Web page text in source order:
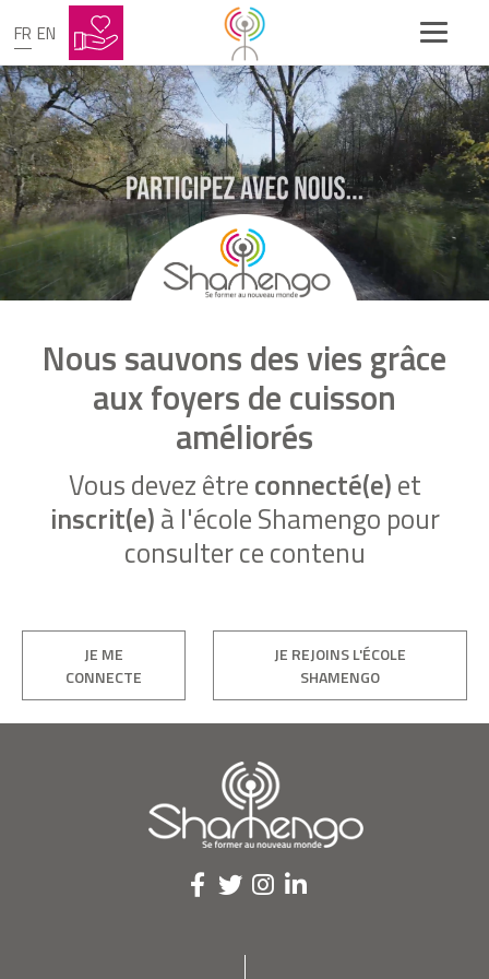
FR EN
Nous sauvons des vies grâce
aux foyers de cuisson
améliorés
Vous devez êtreconnecté(e)et
inscrit(e)à l'école Shamengo pour
consulter ce contenu
JE ME
CONNECTE
JE REJOINS L'ÉCOLE
SHAMENGO